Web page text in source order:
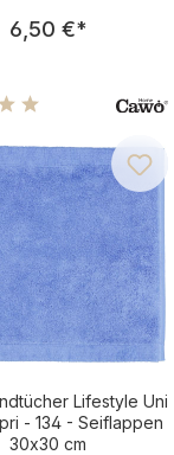
Regulärer
6,50 €*
Lifestyle Uni
- 134 - Seiflappen
30x30 cm